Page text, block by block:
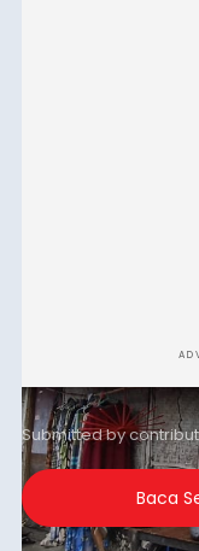
Submitted by
Baca